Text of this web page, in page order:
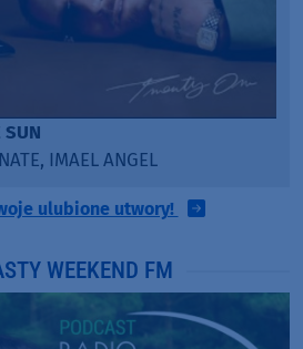
(SAVE ME)
KEEF
ulubione utwory!
WEEKEND FM